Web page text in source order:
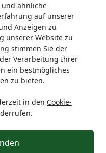
und ähnliche
auf unserer
Anzeigen zu
unserer Website zu
stimmen Sie der
Verarbeitung Ihrer
ein bestmögliches
zu bieten.
in den Cookie-
Doppeltore